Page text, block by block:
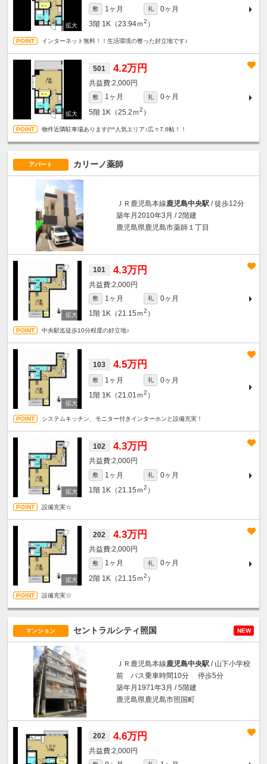
敷 1ヶ月 礼
0ヶ月
3階 1K（23.94ｍ2 ）
インターネット無料！！生活環境の整った好立地です♪
501 4.2万円
2,000円
敷 1ヶ月 礼
0ヶ月
5階 1K（25.2ｍ2 ）
物件近隣駐車場あります(^^人気エリア♪広々7.6帖！！
アパート カリーノ薬師
ＪＲ鹿児島本線鹿児島中央駅 / 徒歩12分
築年月2010年3月 / 2階建
鹿児島県鹿児島市薬師１丁目
101 4.3万円
2,000円
敷 1ヶ月 礼
0ヶ月
1階 1K（21.15ｍ2 ）
中央駅迄徒歩10分程度の好立地♪
103 4.5万円
敷 1ヶ月 礼
0ヶ月
1階 1K（21.01ｍ2 ）
システムキッチン、モニター付きインターホンと設備充実！
102 4.3万円
2,000円
敷 1ヶ月 礼
0ヶ月
1階 1K（21.15ｍ2 ）
設備充実☆
202 4.3万円
2,000円
敷 1ヶ月 礼
0ヶ月
2階 1K（21.15ｍ2 ）
設備充実☆
マンション セントラルシティ照国 NEW
ＪＲ鹿児島本線鹿児島中央駅 / 山下小学校
前 バス乗車時間10分 停歩5分
築年月1971年3月 / 5階建
鹿児島県鹿児島市照国町
202 4.6万円
2,000円